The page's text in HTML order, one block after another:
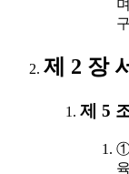
제 2 장
제 5
①